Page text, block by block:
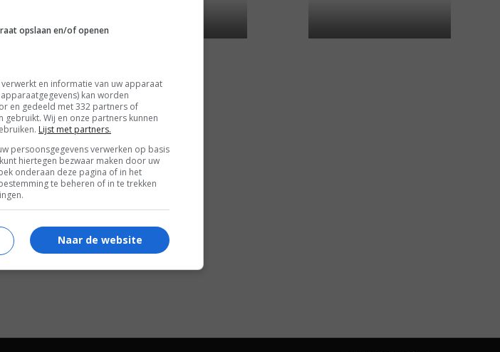
opslaan en/of openen
en informatie van uw apparaat
kan worden
en gedeeld met 332 partners of
Wij en onze partners kunnen
Lijst met partners.
persoonsgegevens verwerken op basis
hiertegen bezwaar maken door uw
onderaan deze pagina of in het
te beheren of in te trekken
Naar de website